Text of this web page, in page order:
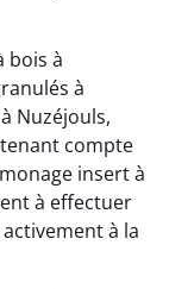
bois à
à
Nuzéjouls,
compte
insert à
à effectuer
à la